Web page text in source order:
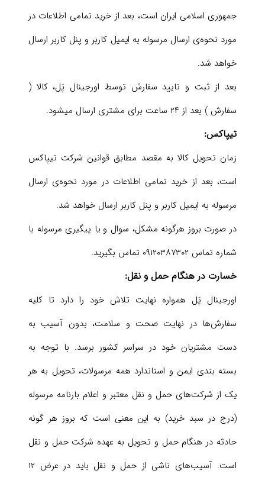
جمهوری اسلامی ایران است، بعد از خرید تمامی اطلاعات در
مورد نحوه‌ی ارسال مرسوله به ایمیل کاربر و پنل کاربر ارسال
خواهد شد.
بعد از ثبت و تایید سفارش توسط اورجینال پَل، کالا (
سفارش ) بعد از ۲۴ ساعت برای مشتری ارسال میشود.
تیپاکس:
زمان تحویل کالا به مقصد مطابق قوانین شرکت تیپاکس
است، بعد از خرید تمامی اطلاعات در مورد نحوه‌ی ارسال
مرسوله به ایمیل کاربر و پنل کاربر ارسال خواهد شد.
در صورت بروز هرگونه مشکل، سوال و یا پیگیری مرسوله با
شماره تماس ۰۹۱۲۰۳۸۷۳۰۲ تماس بگیرید.
خسارت در هنگام حمل و نقل:
اورجینال پَل همواره نهایت تلاش خود را دارد تا کلیه
سفارش‏‌ها در نهایت صحت و سلامت، بدون آسیب به
دست مشتریان خود در سراسر کشور برسد. با توجه به
بسته بندی ایمن و استاندارد همه مرسولات، تحویل به هر
یک از شرکت‌‏های حمل و نقل معتبر و اعلام بارنامه مرسوله
(درج در سبد خرید) به این معنی است که بروز هر گونه
حادثه در هنگام حمل و تحویل به عهده شرکت حمل و نقل
است. آسیب‏‌های ناشی از حمل و نقل باید در عرض ۱۲